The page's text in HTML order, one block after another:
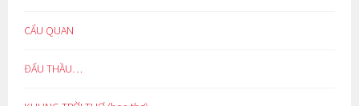
CẨU QUAN
ĐẤU THẦU…